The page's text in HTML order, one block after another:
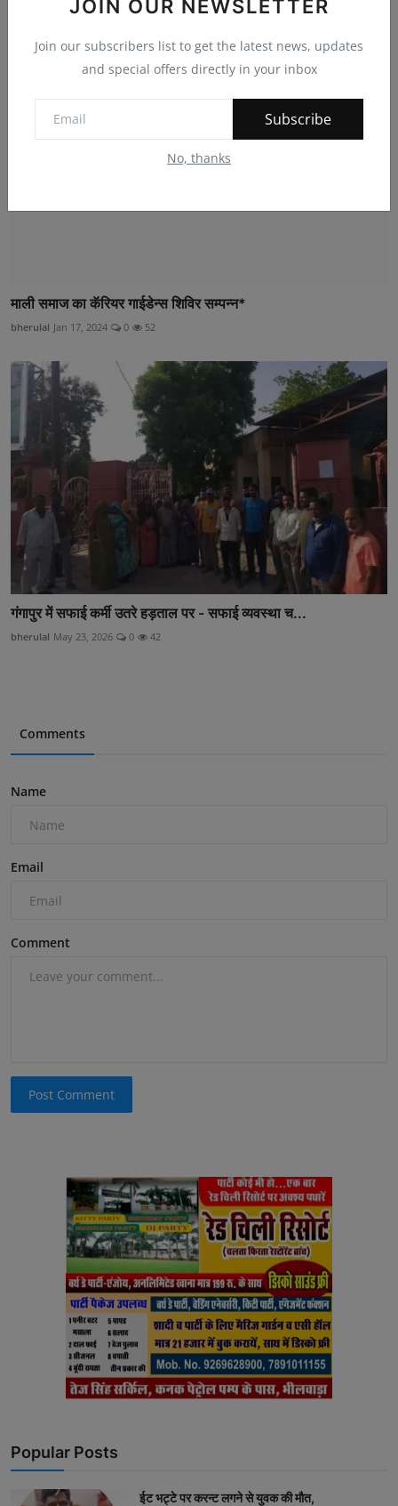
JOIN OUR NEWSLETTER
Join our subscribers list to get the latest news, updates
and special offers directly in your inbox
Subscribe
No, thanks
May 31, 2025 0 120
माली समाज का कॅरियर गाईडेन्स शिविर सम्पन्न*
bherulal Jan 17, 2024 0 52
गंगापुर में सफाई कर्मी उतरे हड़ताल पर - सफाई व्यवस्था च...
bherulal May 23, 2026 0 42
Comments
Name
Email
Comment
Post Comment
Popular Posts
ईट भट्टे पर करन्ट लगने से युवक की मौत,